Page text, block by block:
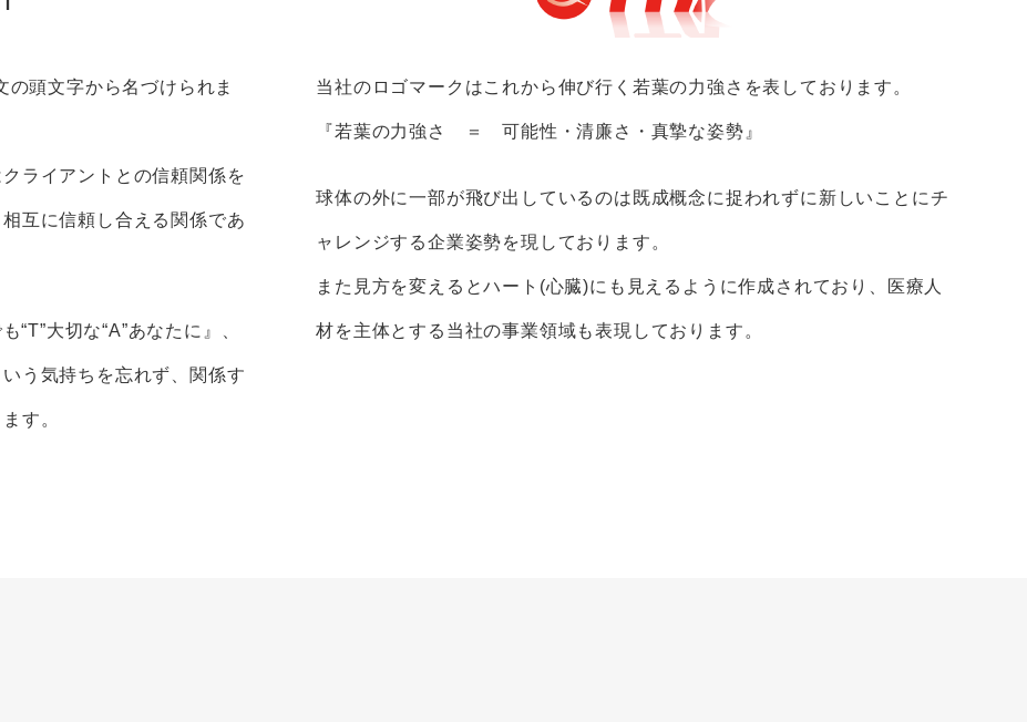
頭文字から名づけられま
ライアントとの信頼関係を
互に信頼し合える関係であ
“T”大切な“A”あなたに』、
う気持ちを忘れず、関係す
す。
当社のロゴマークはこれから伸び行く若葉の力強さを表しております。
『若葉の力強さ ＝ 可能性・清廉さ・真摯な姿勢』
球体の外に一部が飛び出しているのは既成概念に捉われずに新しいことにチ
ャレンジする企業姿勢を現しております。
また見方を変えるとハート(心臓)にも見えるように作成されており、医療人
材を主体とする当社の事業領域も表現しております。